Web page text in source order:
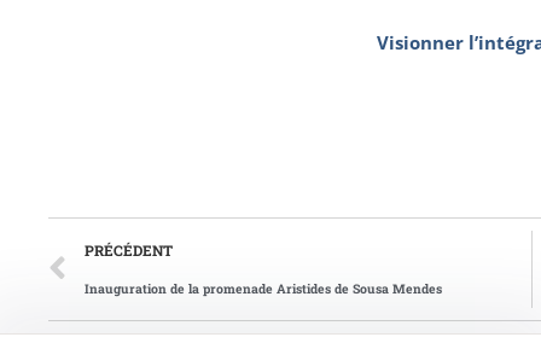
Visionner
PRÉCÉDENT
Inauguration de la promenade Aristides de Sousa Mendes